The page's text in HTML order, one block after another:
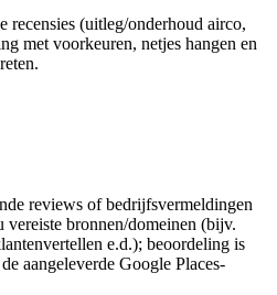
recensies (uitleg/onderhoud airco,
met voorkeuren, netjes hangen en
reviews of bedrijfsvermeldingen
bronnen/domeinen (bijv.
e.d.); beoordeling is
aangeleverde Google Places-